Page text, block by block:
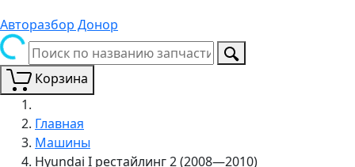
Авторазбор Донор
Корзина
Главная
Машины
Hyundai I рестайлинг 2 (2008—2010)